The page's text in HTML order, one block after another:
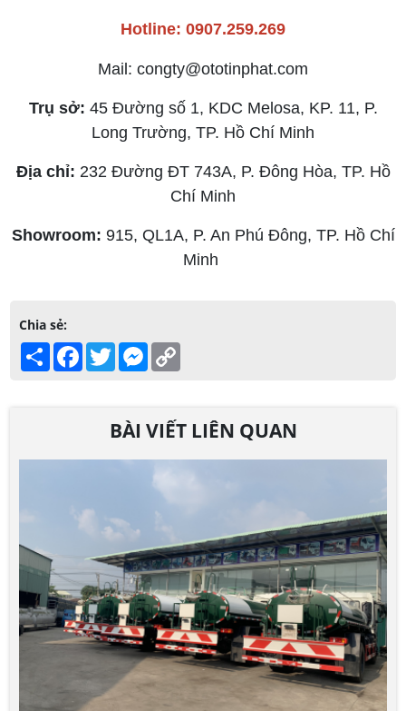
Hotline: 0907.259.269
Mail: congty@ototinphat.com
Trụ sở: 45 Đường số 1, KDC Melosa, KP. 11, P.
Long Trường, TP. Hồ Chí Minh
Địa chỉ: 232 Đường ĐT 743A, P. Đông Hòa, TP. Hồ
Chí Minh
Showroom: 915, QL1A, P. An Phú Đông, TP. Hồ Chí
Minh
Chia sẻ:
Share Facebook
TwitterMessenger
BÀI VIẾT LIÊN QUAN